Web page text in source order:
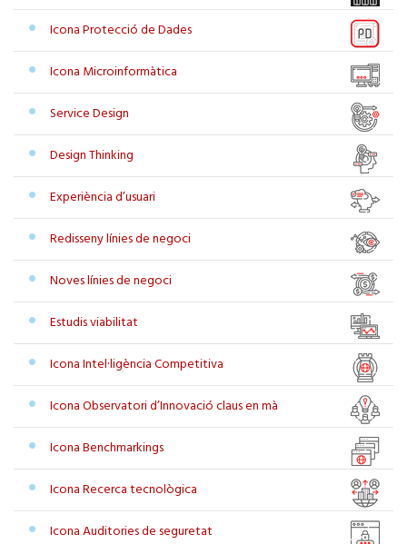
Icona Protecció de Dades
Icona Microinformàtica
Service Design
Design Thinking
Experiència d’usuari
Redisseny línies de negoci
Noves línies de negoci
Estudis viabilitat
Icona Intel·ligència Competitiva
Icona Observatori d’Innovació claus en mà
Icona Benchmarkings
Icona Recerca tecnològica
Icona Auditories de seguretat